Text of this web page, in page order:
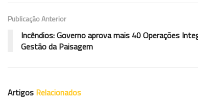
Publicação Anterior
Incêndios: Governo aprova mais 40 Operações
Gestão da Paisagem
Artigos Relacionados